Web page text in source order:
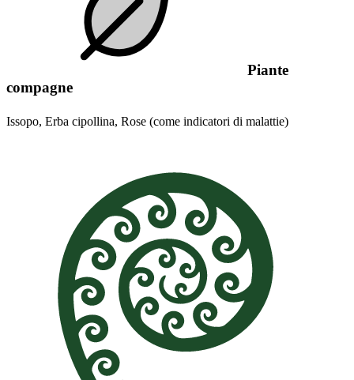
Piante
compagne
Issopo, Erba cipollina, Rose (come indicatori di malattie)